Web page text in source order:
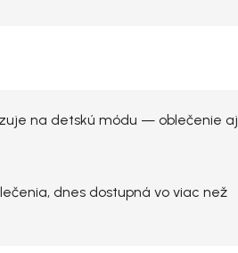
na detskú módu — oblečenie aj
dnes dostupná vo viac než